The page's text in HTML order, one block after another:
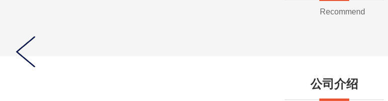
Recommend
公司介绍